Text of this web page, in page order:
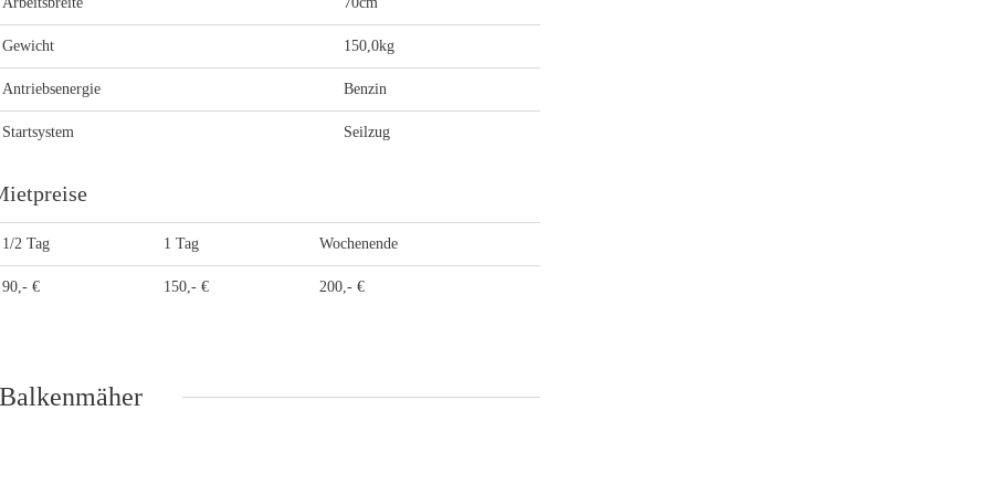
Gewicht 150,0kg
Antriebsenergie Benzin
Startsystem Seilzug
1/2 Tag 1 Tag Wochenende
90,- € 150,- € 200,- €